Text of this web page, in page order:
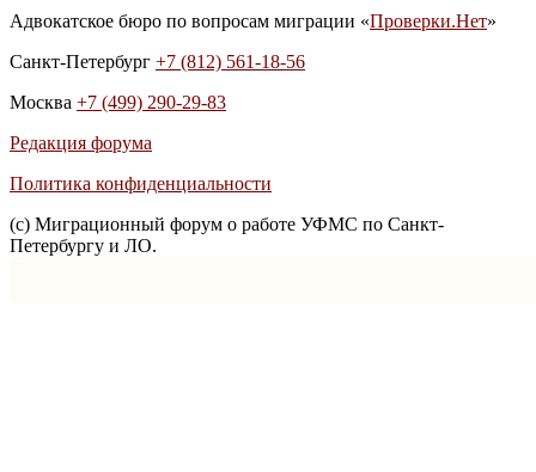
Адвокатское бюро по вопросам миграции «Проверки.Нет»
Санкт-Петербург +7 (812) 561-18-56
Москва +7 (499) 290-29-83
Редакция форума
Политика конфиденциальности
(с) Миграционный форум о работе УФМС по Санкт-
Петербургу и ЛО.